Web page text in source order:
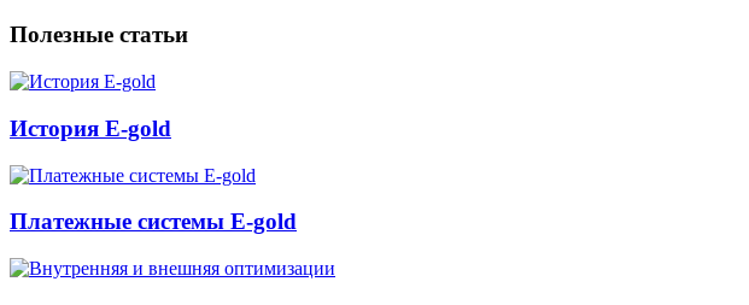
Полезные статьи
История E-gold
Платежные системы E-gold